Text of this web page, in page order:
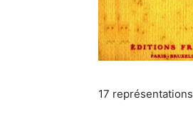
17 représentations